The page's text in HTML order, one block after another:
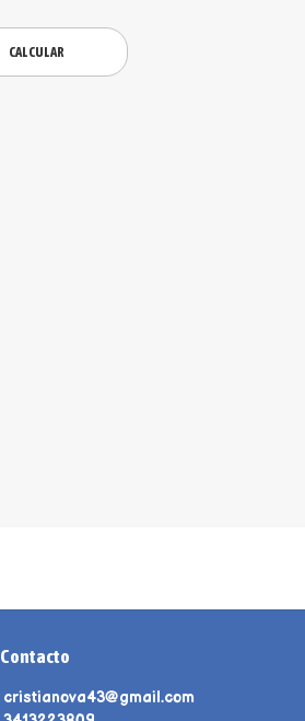
CALCULAR
Contacto
cristianova43@gmail.com